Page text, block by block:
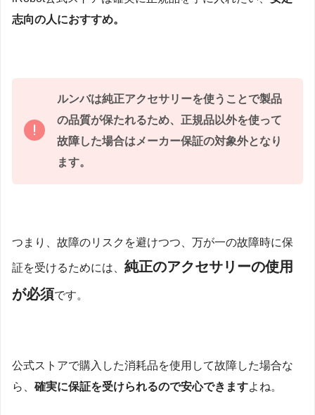
志向の人におすすめ。
ルンバは純正アクセサリーを使うことで製品
の品質が保たれるため、正規品以外を使って
故障した場合はメーカー保証の対象外となり
ます。
つまり、故障のリスクを避けつつ、万が一の故障時に保
証を受けるためには、 純正のアクセサリーの使用
が必須です。
公式ストアで購入した消耗品を使用して故障した場合な
ら、 確実に保証を受けられるので安心できますよね。